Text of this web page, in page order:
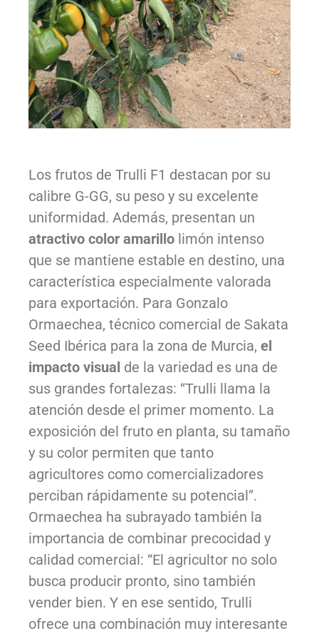
Los frutos de Trulli F1 destacan por su
calibre G-GG, su peso y su excelente
uniformidad. Además, presentan un
atractivo color amarillo limón intenso
que se mantiene estable en destino, una
característica especialmente valorada
para exportación. Para Gonzalo
Ormaechea, técnico comercial de Sakata
Seed Ibérica para la zona de Murcia, el
impacto visual de la variedad es una de
sus grandes fortalezas: “Trulli llama la
atención desde el primer momento. La
exposición del fruto en planta, su tamaño
y su color permiten que tanto
agricultores como comercializadores
perciban rápidamente su potencial”.
Ormaechea ha subrayado también la
importancia de combinar precocidad y
calidad comercial: “El agricultor no solo
busca producir pronto, sino también
vender bien. Y en ese sentido, Trulli
ofrece una combinación muy interesante